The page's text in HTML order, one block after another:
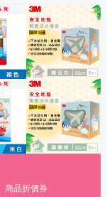
商品折價券